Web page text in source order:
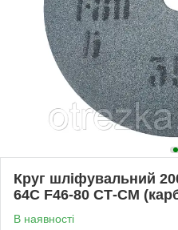
Круг шліфувальний
64С F46-80 СТ-СМ
В наявності